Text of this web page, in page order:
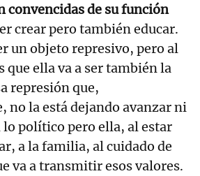
convencidas de su función
crear pero también educar.
un objeto represivo, pero al
que ella va a ser también la
represión que,
no la está dejando avanzar ni
lo político pero ella, al estar
a la familia, al cuidado de
va a transmitir esos valores.